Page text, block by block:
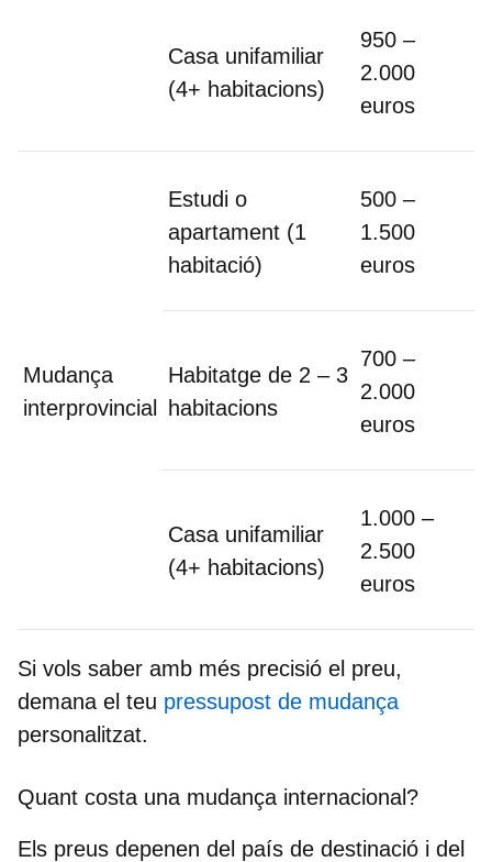
Casa unifamiliar
(4+ habitacions)
950 –
2.000
euros
Mudança
interprovincial
Estudi o
apartament (1
habitació)
500 –
1.500
euros
Habitatge de 2 – 3
habitacions
700 –
2.000
euros
Casa unifamiliar
(4+ habitacions)
1.000 –
2.500
euros
Si vols saber amb més precisió el preu,
demana el teu pressupost de mudança
personalitzat.
Quant costa una mudança internacional?
Els preus depenen del país de destinació i del